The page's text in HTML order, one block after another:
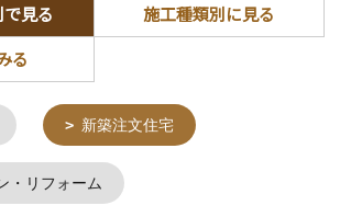
見る
施工種類別に見る
る
新築注文住宅
・リフォーム